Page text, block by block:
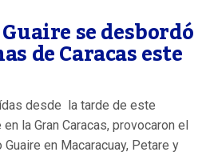
se desbordó
de Caracas este
desde la tarde de este
la Gran Caracas, provocaron el
en Macaracuay, Petare y